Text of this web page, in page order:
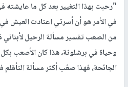
"رحبت بهذا التغيير بعد كل ما
في الأمر هو أن أسرتي اعتادت العيش
من الصعب تفسير مسألة الرحيل
وحياة في برشلونة، هذا كان الأصعب
الجائحة، فهذا صعّب أكثر مسألة